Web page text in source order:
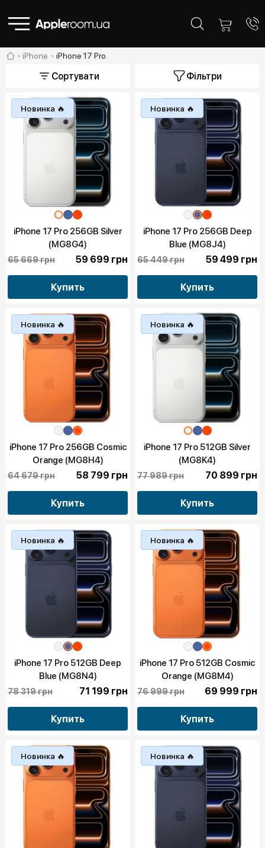
iPhone iPhone 17 Pro
Сортувати Фільтри
Новинка 🔥
iPhone 17 Pro 256GB Silver
(MG8G4)
65 669 грн 59 699 грн
Купить
Новинка 🔥
iPhone 17 Pro 256GB Deep
Blue (MG8J4)
65 449 грн 59 499 грн
Купить
Новинка 🔥
iPhone 17 Pro 256GB Cosmic
Orange (MG8H4)
64 679 грн 58 799 грн
Купить
Новинка 🔥
iPhone 17 Pro 512GB Silver
(MG8K4)
77 989 грн 70 899 грн
Купить
Новинка 🔥
iPhone 17 Pro 512GB Deep
Blue (MG8N4)
78 319 грн 71 199 грн
Купить
Новинка 🔥
iPhone 17 Pro 512GB Cosmic
Orange (MG8M4)
76 999 грн 69 999 грн
Купить
Новинка 🔥 Новинка 🔥